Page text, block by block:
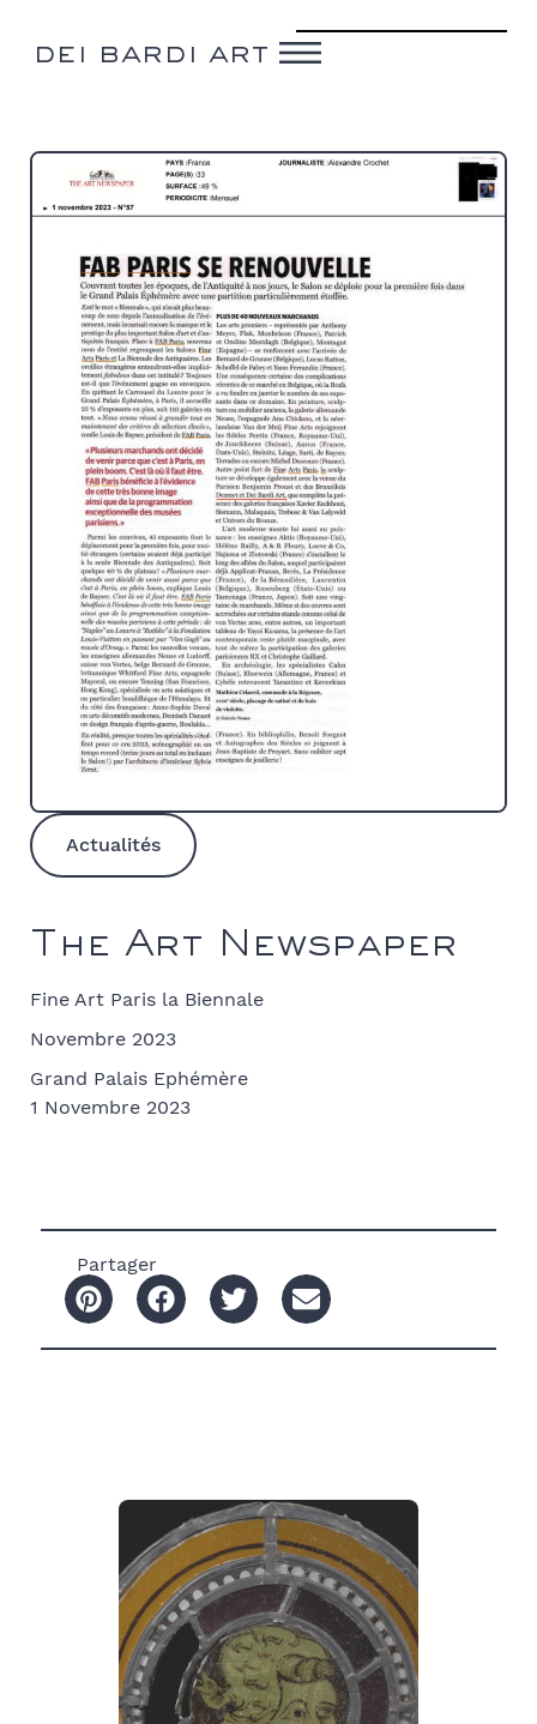
dei bardi art
Actualités
The Art Newspaper
Fine Art Paris la Biennale
Novembre 2023
Grand Palais Ephémère
1 Novembre 2023
Partager